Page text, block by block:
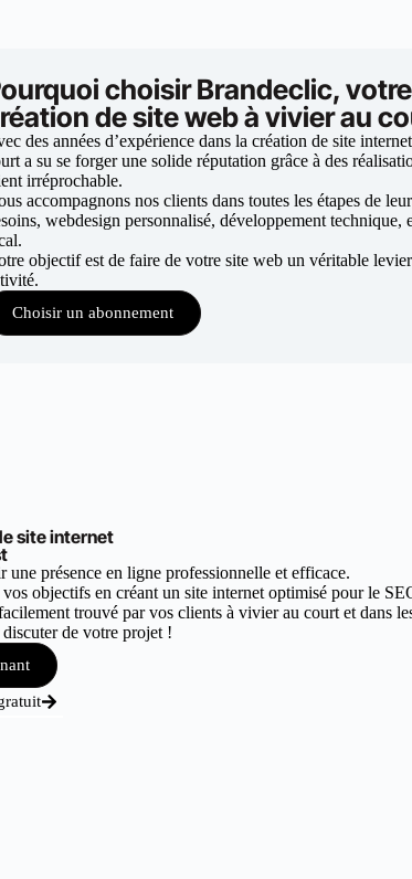
choisir Brandeclic,
de site web à vivier au
des années d’expérience dans la création de site
a su se forger une solide réputation grâce à des
irréprochable.
accompagnons nos clients dans toutes les étapes de
webdesign personnalisé, développement technique,
objectif est de faire de votre site web un véritable
Choisir un abonnement
site internet
présence en ligne professionnelle et efficace.
objectifs en créant un site internet optimisé pour le
trouvé par vos clients à vivier au court et dans
de votre projet !